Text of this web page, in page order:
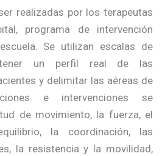
realizadas por los terapeutas
programa de intervención
Se utilizan escalas de
un perfil real de las
y delimitar las aéreas de
e intervenciones se
de movimiento, la fuerza, el
la coordinación, las
la resistencia y la movilidad,